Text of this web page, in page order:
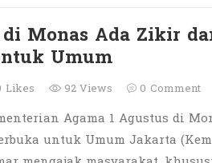
Monas Ada Zikir
Umum
Likes 92 Views 0 Comment
Agama 1 Agustus di
untuk Umum Jakarta